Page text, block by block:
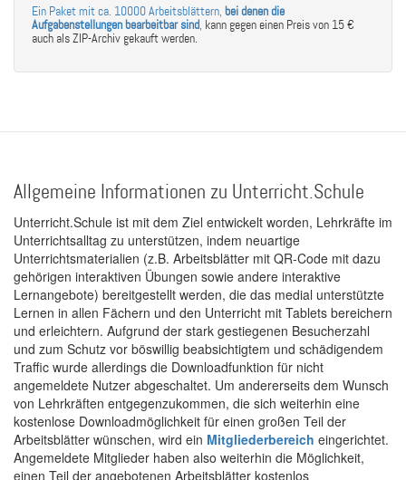
Ein Paket mit ca. 10000 Arbeitsblättern, bei denen die
Aufgabenstellungen bearbeitbar sind, kann gegen einen Preis von 15 €
auch als ZIP-Archiv gekauft werden.
Allgemeine Informationen zu Unterricht.Schule
Unterricht.Schule ist mit dem Ziel entwickelt worden, Lehrkräfte im
Unterrichtsalltag zu unterstützen, indem neuartige
Unterrichtsmaterialien (z.B. Arbeitsblätter mit QR-Code mit dazu
gehörigen interaktiven Übungen sowie andere interaktive
Lernangebote) bereitgestellt werden, die das medial unterstützte
Lernen in allen Fächern und den Unterricht mit Tablets bereichern
und erleichtern. Aufgrund der stark gestiegenen Besucherzahl
und zum Schutz vor böswillig beabsichtigtem und schädigendem
Traffic wurde allerdings die Downloadfunktion für nicht
angemeldete Nutzer abgeschaltet. Um andererseits dem Wunsch
von Lehrkräften entgegenzukommen, die sich weiterhin eine
kostenlose Downloadmöglichkeit für einen großen Teil der
Arbeitsblätter wünschen, wird ein Mitgliederbereich eingerichtet.
Angemeldete Mitglieder haben also weiterhin die Möglichkeit,
einen Teil der angebotenen Arbeitsblätter kostenlos